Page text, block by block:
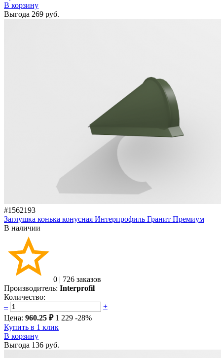
В корзину
Выгода 269 руб.
#1562193
Заглушка конька конусная Интерпрофиль Гранит Премиум
В наличии
0 | 726 заказов
Производитель: Interprofil
Количество:
–
+
Цена: 960.25 ₽ 1 229 -28%
Купить в 1 клик
В корзину
Выгода 136 руб.